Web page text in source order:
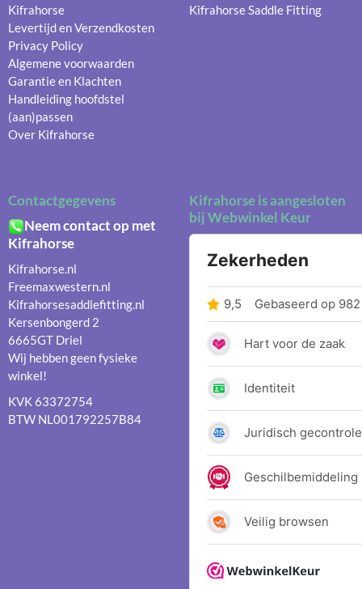
Kifrahorse Saddle Fitting
Kifrahorse
Levertijd en Verzendkosten
Privacy Policy
Algemene voorwaarden
Garantie en Klachten
Handleiding hoofdstel
(aan)passen
Over Kifrahorse
Contactgegevens
Neem contact op met
Kifrahorse
Kifrahorse.nl
Freemaxwestern.nl
Kifrahorsesaddlefitting.nl
Kersenbongerd 2
6665GT Driel
Wij hebben geen fysieke
winkel!
KVK 63372754
BTW NL001792257B84
Kifrahorse is aangesloten
bij Webwinkel Keur